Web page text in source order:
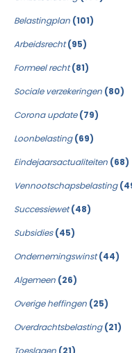
Belastingplan (101)
Arbeidsrecht(95)
Formeel recht(81)
Sociale verzekeringen (80)
Corona update(79)
Loonbelasting(69)
Eindejaarsactualiteiten (68)
Vennootschapsbelasting
Successiewet(48)
Subsidies(45)
Ondernemingswinst(44)
Algemeen (26)
Overige heffingen (25)
Overdrachtsbelasting(21)
Toeslagen (21)